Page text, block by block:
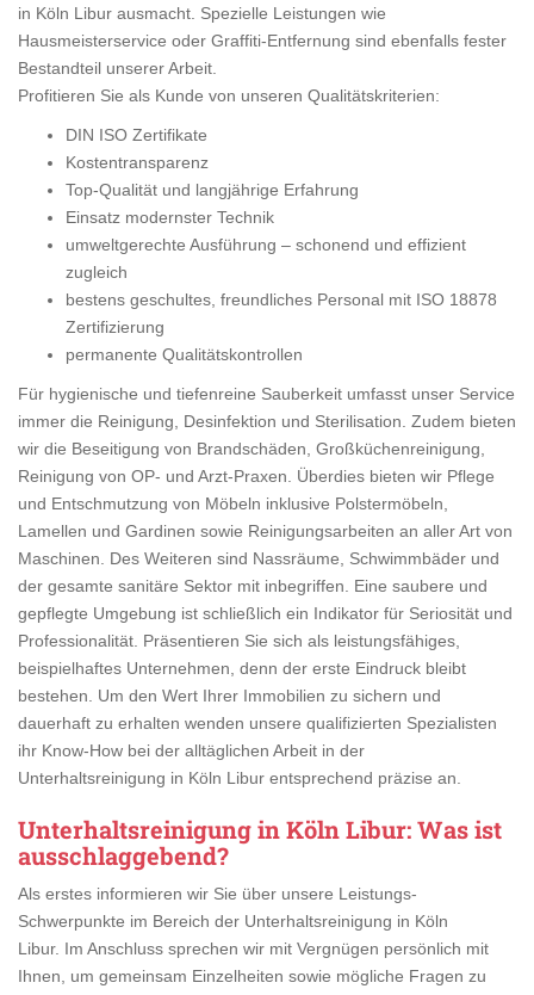
in Köln Libur ausmacht. Spezielle Leistungen wie
Hausmeisterservice oder Graffiti-Entfernung sind ebenfalls fester
Bestandteil unserer Arbeit.
Profitieren Sie als Kunde von unseren Qualitätskriterien:
DIN ISO Zertifikate
Kostentransparenz
Top-Qualität und langjährige Erfahrung
Einsatz modernster Technik
umweltgerechte Ausführung – schonend und effizient
zugleich
bestens geschultes, freundliches Personal mit ISO 18878
Zertifizierung
permanente Qualitätskontrollen
Für hygienische und tiefenreine Sauberkeit umfasst unser Service
immer die Reinigung, Desinfektion und Sterilisation. Zudem bieten
wir die Beseitigung von Brandschäden, Großküchenreinigung,
Reinigung von OP- und Arzt-Praxen. Überdies bieten wir Pflege
und Entschmutzung von Möbeln inklusive Polstermöbeln,
Lamellen und Gardinen sowie Reinigungsarbeiten an aller Art von
Maschinen. Des Weiteren sind Nassräume, Schwimmbäder und
der gesamte sanitäre Sektor mit inbegriffen. Eine saubere und
gepflegte Umgebung ist schließlich ein Indikator für Seriosität und
Professionalität. Präsentieren Sie sich als leistungsfähiges,
beispielhaftes Unternehmen, denn der erste Eindruck bleibt
bestehen. Um den Wert Ihrer Immobilien zu sichern und
dauerhaft zu erhalten wenden unsere qualifizierten Spezialisten
ihr Know-How bei der alltäglichen Arbeit in der
Unterhaltsreinigung in Köln Libur entsprechend präzise an.
Unterhaltsreinigung in Köln Libur: Was ist
ausschlaggebend?
Als erstes informieren wir Sie über unsere Leistungs-
Schwerpunkte im Bereich der Unterhaltsreinigung in Köln
Libur. Im Anschluss sprechen wir mit Vergnügen persönlich mit
Ihnen, um gemeinsam Einzelheiten sowie mögliche Fragen zu